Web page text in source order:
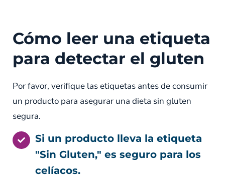
Cómo leer una etiqueta
para detectar el gluten
Por favor, verifique las etiquetas antes de consumir
un producto para asegurar una dieta sin gluten
segura.
Si un producto lleva la etiqueta
"Sin Gluten," es seguro para los
celíacos.